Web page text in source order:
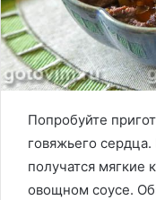
Попробуйте
говяжьего сердца.
получатся мягкие
овощном соусе.